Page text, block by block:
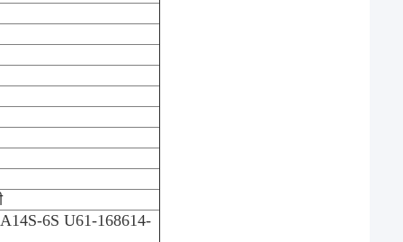
6S U61-168614-